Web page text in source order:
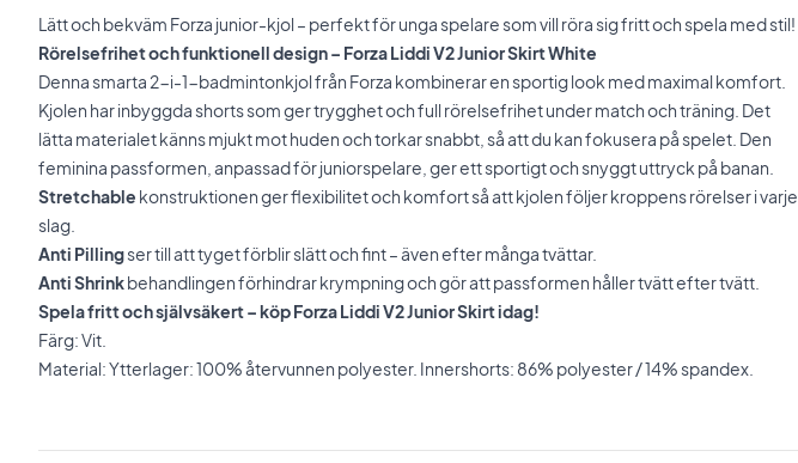
Lätt och bekväm Forza junior-kjol – perfekt för unga spelare som vill röra sig fritt och spela med stil!
Rörelsefrihet och funktionell design – Forza Liddi V2 Junior Skirt White
Denna smarta 2-i-1-badmintonkjol från Forza kombinerar en sportig look med maximal komfort.
Kjolen har inbyggda shorts som ger trygghet och full rörelsefrihet under match och träning. Det
lätta materialet känns mjukt mot huden och torkar snabbt, så att du kan fokusera på spelet. Den
feminina passformen, anpassad för juniorspelare, ger ett sportigt och snyggt uttryck på banan.
Stretchable konstruktionen ger flexibilitet och komfort så att kjolen följer kroppens rörelser i varje
slag.
Anti Pillingser till att tyget förblir slätt och fint – även efter många tvättar.
Anti Shrinkbehandlingen förhindrar krympning och gör att passformen håller tvätt efter tvätt.
Spela fritt och självsäkert – köp Forza Liddi V2 Junior Skirt idag!
Färg: Vit.
Material: Ytterlager: 100% återvunnen polyester. Innershorts: 86% polyester / 14% spandex.